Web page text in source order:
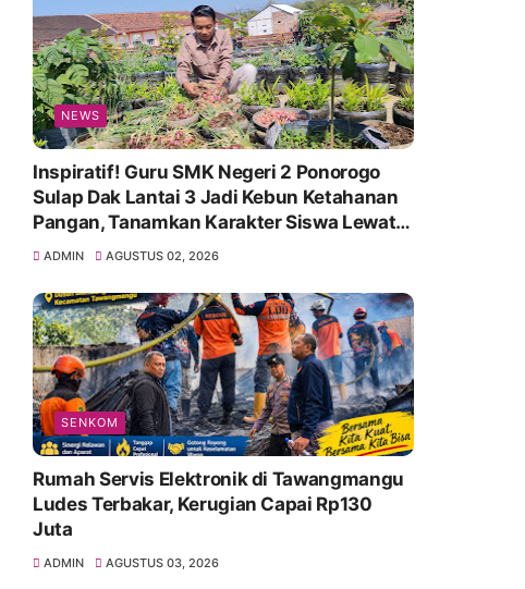
NEWS
Inspiratif! Guru SMK Negeri 2 Ponorogo
Sulap Dak Lantai 3 Jadi Kebun Ketahanan
Pangan, Tanamkan Karakter Siswa Lewat
Aksi Nyata
ADMIN AGUSTUS 02, 2026
SENKOM
Rumah Servis Elektronik di Tawangmangu
Ludes Terbakar, Kerugian Capai Rp130
Juta
ADMIN AGUSTUS 03, 2026